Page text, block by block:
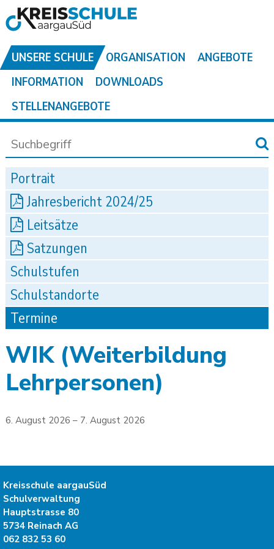
UNSERE SCHULE ORGANISATION
ANGEBOTE
INFORMATION
DOWNLOADS
STELLENANGEBOTE
Portrait
Jahresbericht 2024/25
Leitsätze
Satzungen
Schulstufen
Schulstandorte
Termine
WIK (Weiterbildung
Lehrpersonen)
6. August 2026 – 7. August 2026
Kreisschule aargauSüd
Schulverwaltung
Hauptstrasse 80
5734 Reinach AG
062 832 53 60